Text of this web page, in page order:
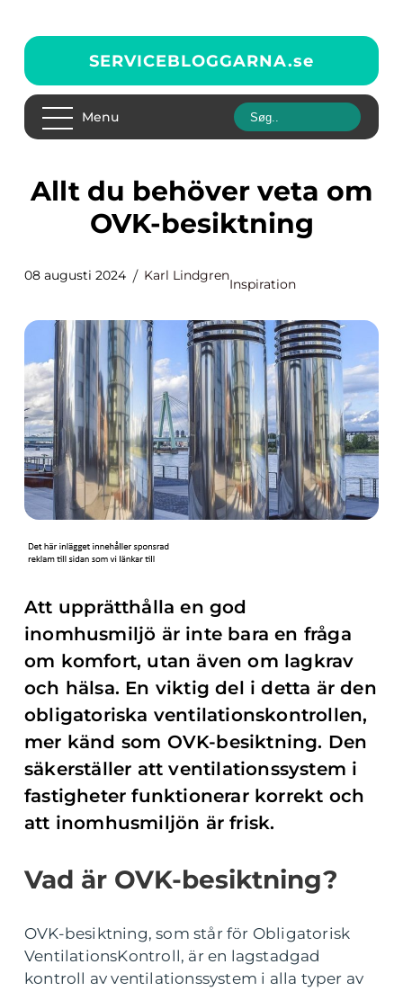
SERVICEBLOGGARNA.se
Menu
Allt du behöver veta om
OVK-besiktning
08 augusti 2024 Karl Lindgren
Inspiration
Att upprätthålla en god
inomhusmiljö är inte bara en fråga
om komfort, utan även om lagkrav
och hälsa. En viktig del i detta är den
obligatoriska ventilationskontrollen,
mer känd som OVK-besiktning. Den
säkerställer att ventilationssystem i
fastigheter funktionerar korrekt och
att inomhusmiljön är frisk.
Vad är OVK-besiktning?
OVK-besiktning, som står för Obligatorisk
VentilationsKontroll, är en lagstadgad
kontroll av ventilationssystem i alla typer av